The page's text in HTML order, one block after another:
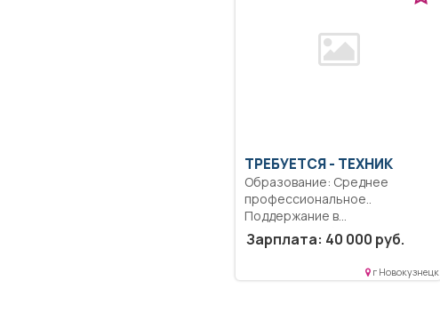
ТРЕБУЕТСЯ - ТЕХНИК
Образование: Среднее
профессиональное..
Поддержание в
работоспособном состоянии
программное обеспечение...
Зарплата: 40 000 руб.
г Новокузнецк